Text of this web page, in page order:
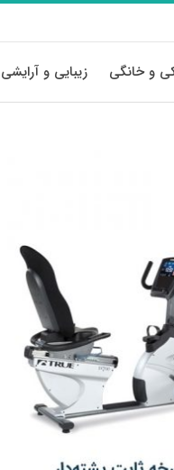
و خانگی زیبایی و آرایشی